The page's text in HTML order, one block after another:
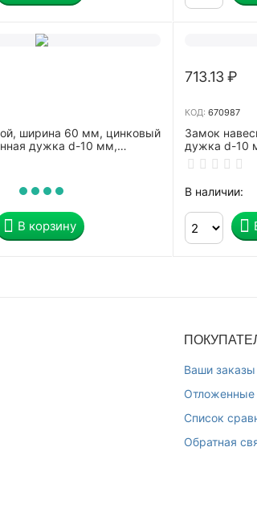
ширина 60 мм, цинковый
дужка d-10 мм,
СИБРТЕХ, ЗН2-4-1,
В корзину
713.13₽
КОД: 670987
Замок
дужка d-10
СИБРТЕХ,
В наличии:
Ваши заказы
Отложенные
Список
Обратная